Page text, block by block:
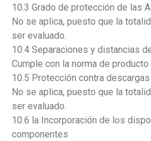
10.3 Grado de protección de las
No se aplica, puesto que la
ser evaluado.
10.4 Separaciones y distancias
Cumple con la norma de
10.5 Protección contra
No se aplica, puesto que la
ser evaluado.
10.6 la Incorporación de los
componentes